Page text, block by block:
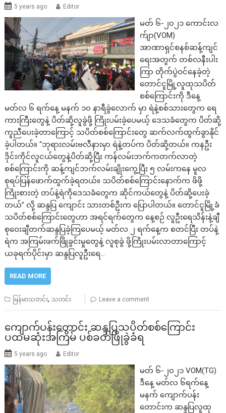
5 years ago Editor
‌မတ် ၆-၂၀၂၁ ကောင်းလ
က်ျာ(VOM)
အာဏာရှင်စနစ်ဆန့်ကျင်
ရေးအတွက် တစ်လနီးပါး
ကြာ တိုက်ပွဲဝင်နေခဲ့တဲ့
တောင်ငူမြို့လူထုသပိတ်
စစ်ကြောင်းကို ဒီနေ့
မတ်လ ၆ ရက်နေ့ မနက် ၁၀ နာရီခွဲလောက် မှာ ရဲနဲ့စစ်သားတွေက ရေ
ကားကြီးတွေနဲ့ ပိတ်ဆို့လူခွဲဖို့ ကြိုးပမ်းခဲ့ပေမယ့် ဒေသခံတွေက ပိတ်ဆို့
ကူညီ‌ပေးခဲ့တာ‌ကြောင့် သပိတ်စစ်ကြောင်းတွေ ဆက်လက်ထွက်ခွာနိုင်
ခဲ့ပါတယ်။ “ဘုရားလမ်းဗလီနားမှာ ရဲနဲ့တပ်က ပိတ်ဆို့တယ်။ ကနဦး
ဒိုင်းကိုင်လူငယ်တွေနဲ့ပိတ်ဆို့ပြီး ကန်လမ်းဘက်ကတက်လာတဲ့
စစ်ကြောင်းကို ဆန့်ကျင်ဘက်လမ်းချိုး‌‌ကွေ့ပြီး ၅ လမ်းကနေ မူလ
စုရပ်ပြန်ဖောက်ထွက်ခဲ့ရတယ်။ သပိတ်စစ်ကြောင်းနောက်က ဖိဖို့
ကြိုးစားတဲ့ တပ်နဲ့ရဲကိုဒေသခံတွေက ဆိုင်ကယ်တွေနဲ့ ပိတ်ဆို့ပေးခဲ့
တယ်” လို့ ဆန္ဒပြ ကျောင်း သားတစ်ဦးက ပြောပါတယ်။ တောင်ငူမြို့ခံ
သပိတ်စစ်ကြောင်းတွေဟာ အရင်ရက်တွေက နေ့စဉ် လူဦးရေသိန်းနဲ့ချီ
စုဝေးချီတက်ဆန္ဒပြခဲ့ကြပေမယ့် မတ်လ ၂ ရက်နေ့က စတင်ပြီး တပ်နဲ့
ရဲက အကြမ်းဖက်ဖြိုခွင်းမှုတွေနဲ့ လူစုခွဲ ဖို့ကြိုးပမ်းလာ‌တာကြောင့်
ယခုရက်ပိုင်းမှာ ဆန္ဒပြလူဦးရေ…
READ MORE
မြန်မာသတင်း, သတင်း Leave a comment
ကျောက်ပန်းတောင်း ဆန္ဒပြသပိတ်စစ်ကြောင်း
ပထမဆုံးအကြိမ် ပစ်ခတ်ဖြိုခွဲခံရ
5 years ago Editor
မတ် ၆-၂၀၂၁ VOM(TG)
ဒီနေ့ မတ်လ ၆ရက်နေ့
မနက် ကျောက်ပန်း
တောင်းက ဆန္ဒပြလူထု